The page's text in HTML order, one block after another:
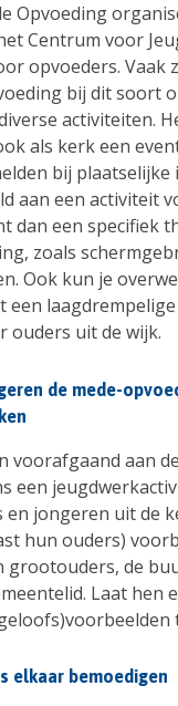
Opvoeding
Centrum voor
opvoeders. Vaak
bij dit soort
activiteiten.
als kerk een
bij
aan een activiteit
dan een specifiek
zoals
Ook kun je
een
ouders uit de wijk.
de mede-
voorafgaand aan
een
en jongeren uit de
hun ouders)
grootouders, de
Laat hen
elkaar bemoedigen